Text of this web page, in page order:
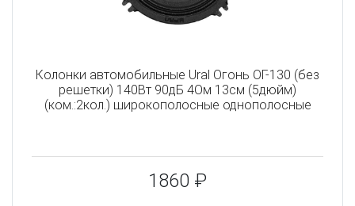
Колонки автомобильные Ural Огонь ОГ-130 (без
решетки) 140Вт 90дБ 4Ом 13см (5дюйм)
(ком.:2кол.) широкополосные однополосные
1860 ₽